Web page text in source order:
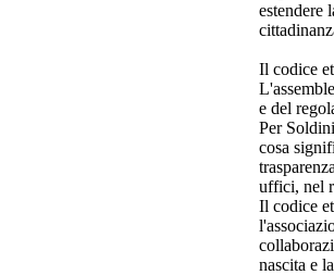
estendere
Il codice
e del
Per
cosa
uffici, nel
Il codice
nascita e